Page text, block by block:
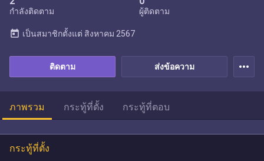
กำลังติดตาม ผู้ติดตาม
ส่งข้อความ
ติดตาม
today เป็นสมาชิกตั้งแต่ สิงหาคม 2567
more_horiz
ภาพรวม กระทู้ที่ตั้ง กระทู้ที่ตอบ
กระทู้ที่ตั้ง